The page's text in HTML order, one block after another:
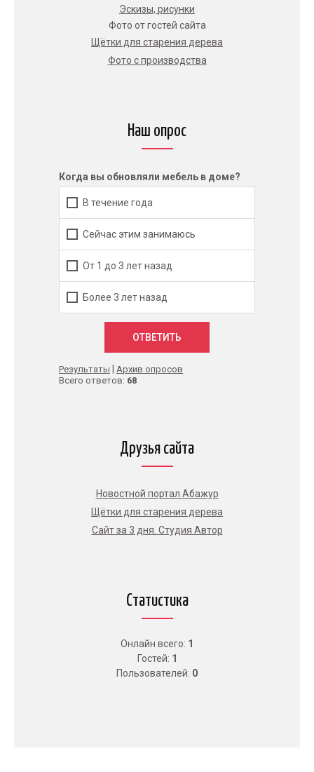
Эскизы, рисунки
Фото от гостей сайта
Щётки для старения дерева
Фото с производства
Наш опрос
Когда вы обновляли мебель в доме?
В течение года
Сейчас этим занимаюсь
От 1 до 3 лет назад
Более 3 лет назад
Результаты
Архив опросов
Всего ответов: 68
Друзья сайта
Новостной портал Абажур
Щётки для старения дерева
Сайт за 3 дня. Студия Автор
Статистика
Онлайн всего: 1
Гостей: 1
Пользователей: 0